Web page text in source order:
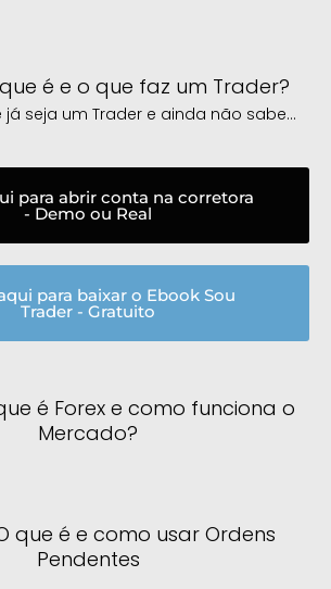
é e o que faz um Trader?
já seja um Trader e ainda não sabe...
para abrir conta na corretora
- Demo ou Real
para baixar o Ebook Sou
Trader - Gratuito
é Forex e como funciona o
Mercado?
que é e como usar Ordens
Pendentes